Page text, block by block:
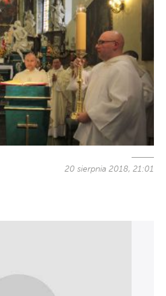
20 sierpnia 2018, 21:01